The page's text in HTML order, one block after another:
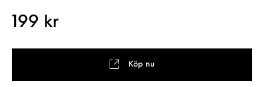
199 kr
Köp nu